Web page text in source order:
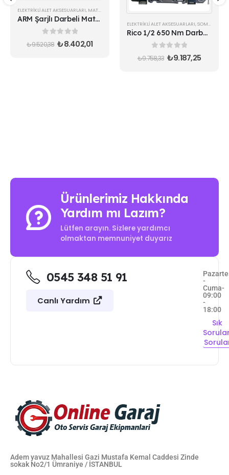
ELEKTRIKLI ALET AKSESUARLARI, MATKAPLAR
ARM Şarjlı Darbeli Matkap Vidalama 60 Nm RB-DB16T-W
out of 5
₺9.520,38 ₺8.402,01
ELEKTRIKLI ALET AKSESUARLARI, SOMUN SÖKMELER
Rico 1/2 650 Nm Darbeli Bijon Somun Sökme Sıkma Makinesi
out of 5
₺9.758,33 ₺9.187,25
Ürünlerimiz Hakkında
Yardım mı Lazım?
Lütfen arayın. Sizlere yardımcı
olmaktan memnuniyet duyarız
0545 348 51 91
Canlı Yardım
-
Cuma-
09:00
-
18:00
Sık
Adem yavuz Mahallesi Gazi Mustafa Kemal Caddesi Zinde
sokak No2/1 Ümraniye / İSTANBUL